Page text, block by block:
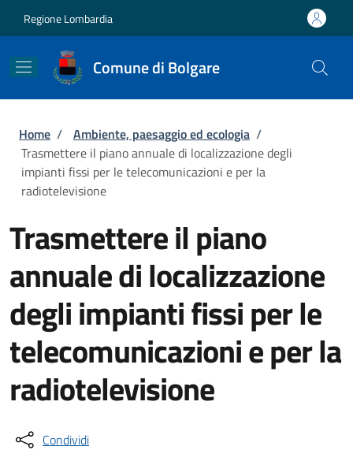
Regione Lombardia
Comune di Bolgare
Briciole di pane
Home / Ambiente, paesaggio ed ecologia /
Trasmettere il piano annuale di localizzazione degli
impianti fissi per le telecomunicazioni e per la
radiotelevisione
Trasmettere il piano
annuale di localizzazione
degli impianti fissi per le
telecomunicazioni e per la
radiotelevisione
Condividi